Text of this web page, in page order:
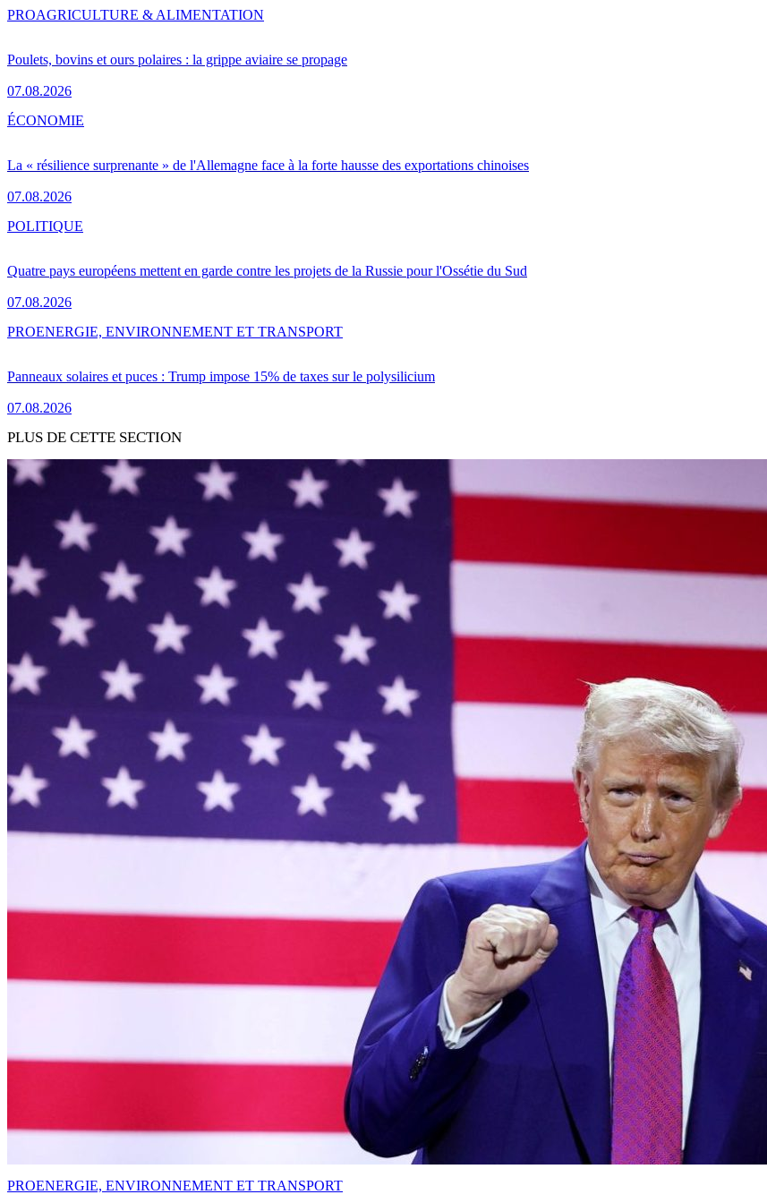
Poulets, bovins et ours polaires : la grippe aviaire se propage
07.08.2026
PROAGRICULTURE & ALIMENTATION
La « résilience surprenante » de l'Allemagne face à la forte hausse des exportations chinoises
07.08.2026
ÉCONOMIE
Quatre pays européens mettent en garde contre les projets de la Russie pour l'Ossétie du Sud
07.08.2026
POLITIQUE
Panneaux solaires et puces : Trump impose 15% de taxes sur le polysilicium
07.08.2026
PROENERGIE, ENVIRONNEMENT ET TRANSPORT
PLUS DE CETTE SECTION
PROENERGIE, ENVIRONNEMENT ET TRANSPORT